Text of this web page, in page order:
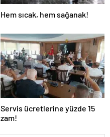
Hem sıcak, hem sağanak!
Servis ücretlerine yüzde 15
zam!